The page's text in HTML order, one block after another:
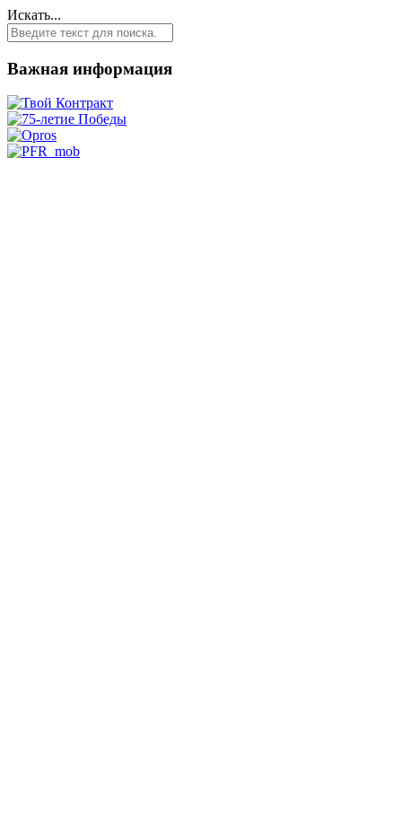
Искать...
Важная информация